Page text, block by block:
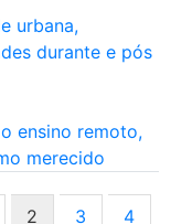
urbana,
durante e pós
o ensino remoto,
merecido
2 3 4